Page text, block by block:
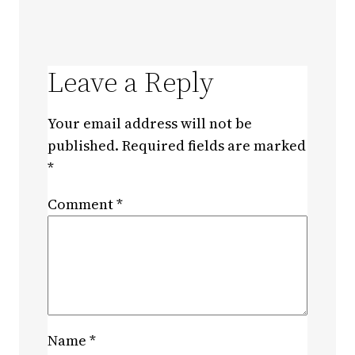
Leave a Reply
Your email address will not be
published. Required fields are marked
*
Comment*
Name *